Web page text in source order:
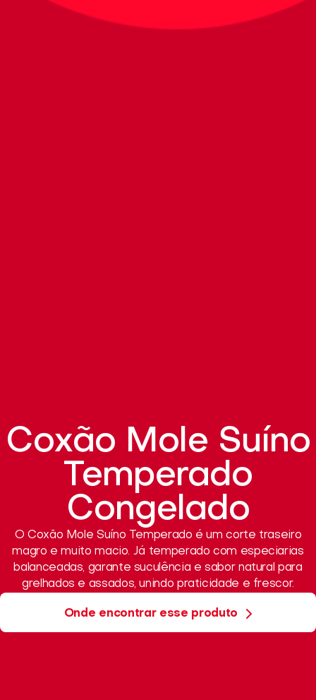
Coxão Mole Suíno
Temperado
Congelado
O Coxão Mole Suíno Temperado é um corte traseiro
magro e muito macio. Já temperado com especiarias
balanceadas, garante suculência e sabor natural para
grelhados e assados, unindo praticidade e frescor.
Onde encontrar esse produto